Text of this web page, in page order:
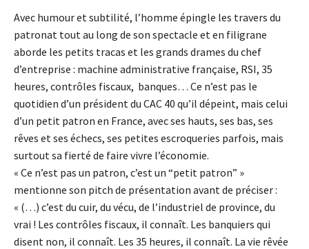
Avec humour et subtilité, l’homme épingle les travers du
patronat tout au long de son spectacle et en filigrane
aborde les petits tracas et les grands drames du chef
d’entreprise : machine administrative française, RSI, 35
heures, contrôles fiscaux, banques… Ce n’est pas le
quotidien d’un président du CAC 40 qu’il dépeint, mais celui
d’un petit patron en France, avec ses hauts, ses bas, ses
rêves et ses échecs, ses petites escroqueries parfois, mais
surtout sa fierté de faire vivre l’économie.
« Ce n’est pas un patron, c’est un “petit patron” »
mentionne son pitch de présentation avant de préciser :
« (…) c’est du cuir, du vécu, de l’industriel de province, du
vrai ! Les contrôles fiscaux, il connaît. Les banquiers qui
disent non, il connaît. Les 35 heures, il connaît. La vie rêvée